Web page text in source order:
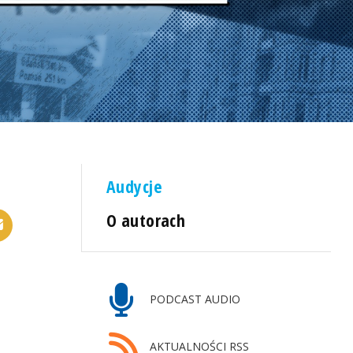
Audycje
O autorach
PODCAST AUDIO
AKTUALNOŚCI RSS